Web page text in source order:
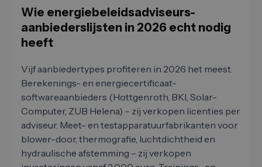
Wie energiebeleidsadviseurs-
aanbiederslijsten in 2026 echt nodig
heeft
Vijf aanbiedertypes profiteren in 2026 het meest.
Berekenings- en energiecertificaat-
softwareaanbieders (Hottgenroth, BKI, Solar-
Computer, ZUB Helena) – zij verkopen licenties per
adviseur. Meet- en testapparatuurfabrikanten voor
blower-door, thermografie, luchtdichtheid en
hydraulische afstemming – zij verkopen